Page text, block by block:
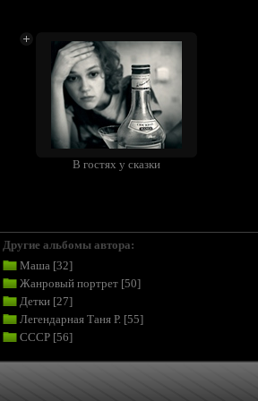
В гостях у сказки
Другие альбомы автора:
Маша [32]
Жанровый портрет [50]
Детки [27]
Легендарная Таня Р. [55]
СССР [56]